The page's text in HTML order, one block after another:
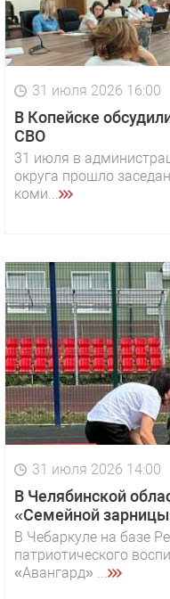
31 июля 2026 16:00
В Копейске
СВО
31 июля в
округа прошло
коми...
31 июля 2026 14:00
В Челябинской
«Семейной
В Чебаркуле на базе
патриотического
«Авангард» ...